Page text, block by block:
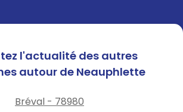
l'actualité des autres
autour de Neauphlette
Bréval - 78980